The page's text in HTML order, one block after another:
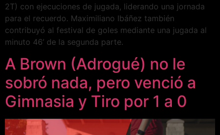
2T) con ejecuciones de jugada, liderando una jornada
para el recuerdo. Maximiliano Ibáñez también
contribuyó al festival de goles mediante una jugada al
minuto 46’ de la segunda parte.
A Brown (Adrogué) no le
sobró nada, pero venció a
Gimnasia y Tiro por 1 a 0